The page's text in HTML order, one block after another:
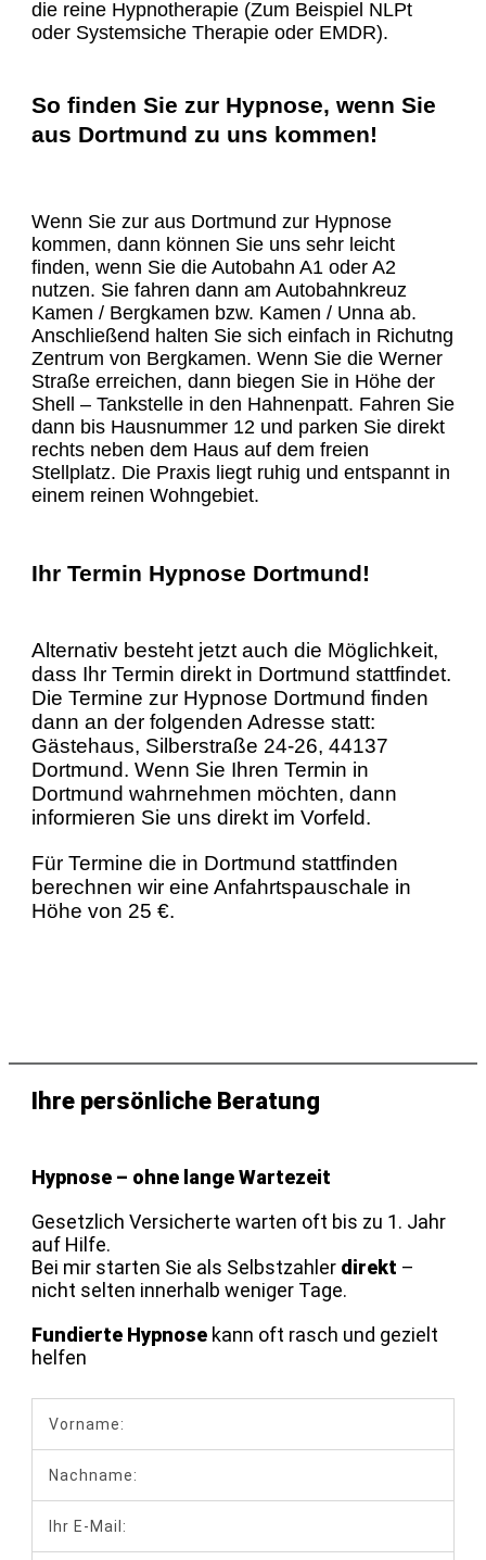
die reine Hypnotherapie (Zum Beispiel NLPt
oder Systemsiche Therapie oder EMDR).
So finden Sie zur Hypnose, wenn Sie
aus Dortmund zu uns kommen!
Wenn Sie zur aus Dortmund zur Hypnose
kommen, dann können Sie uns sehr leicht
finden, wenn Sie die Autobahn A1 oder A2
nutzen. Sie fahren dann am Autobahnkreuz
Kamen / Bergkamen bzw. Kamen / Unna ab.
Anschließend halten Sie sich einfach in Richutng
Zentrum von Bergkamen. Wenn Sie die Werner
Straße erreichen, dann biegen Sie in Höhe der
Shell – Tankstelle in den Hahnenpatt. Fahren Sie
dann bis Hausnummer 12 und parken Sie direkt
rechts neben dem Haus auf dem freien
Stellplatz. Die Praxis liegt ruhig und entspannt in
einem reinen Wohngebiet.
Ihr Termin Hypnose Dortmund!
Alternativ besteht jetzt auch die Möglichkeit,
dass Ihr Termin direkt in Dortmund stattfindet.
Die Termine zur Hypnose Dortmund finden
dann an der folgenden Adresse statt:
Gästehaus, Silberstraße 24-26, 44137
Dortmund. Wenn Sie Ihren Termin in
Dortmund wahrnehmen möchten, dann
informieren Sie uns direkt im Vorfeld.
Für Termine die in Dortmund stattfinden
berechnen wir eine Anfahrtspauschale in
Höhe von 25 €.
Ihre persönliche Beratung
Hypnose – ohne lange Wartezeit
Gesetzlich Versicherte warten oft bis zu 1. Jahr
auf Hilfe.
Bei mir starten Sie als Selbstzahler direkt –
nicht selten innerhalb weniger Tage.
Fundierte Hypnose kann oft rasch und gezielt
helfen